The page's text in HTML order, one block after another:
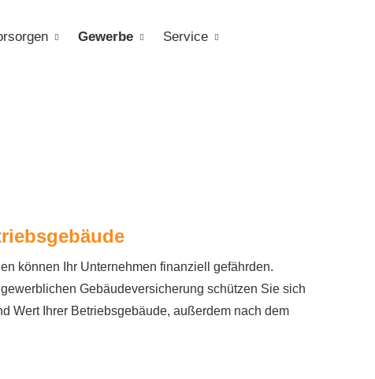
Gewerbe Service
können Ihr Unternehmen finanziell gefährden.
Ge­bäude­ver­si­che­rung schützen Sie sich
Wert Ihrer Betriebsgebäude, außerdem nach dem